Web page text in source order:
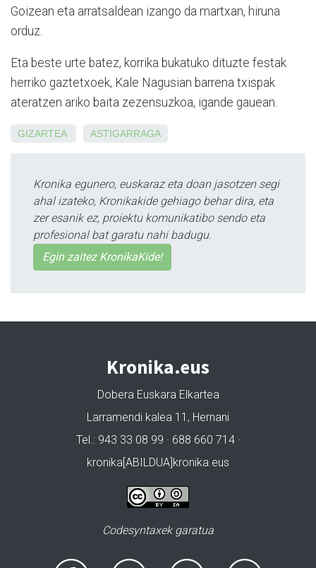
Goizean eta arratsaldean izango da martxan, hiruna
orduz.
Eta beste urte batez, korrika bukatuko dituzte festak
herriko gaztetxoek, Kale Nagusian barrena txispak
ateratzen ariko baita zezensuzkoa, igande gauean.
GIZARTEA ASTIGARRAGA
Kronika egunero, euskaraz eta doan jasotzen segi
ahal izateko, Kronikakide gehiago behar dira, eta
zer esanik ez, proiektu komunikatibo sendo eta
profesional bat garatu nahi badugu.
Egin zaitez KronikaKide!
Kronika.eus
Dobera Euskara Elkartea
Larramendi kalea 11, Hernani
Tel.: 943 33 08 99 · 688 660 714 ·
kronika[ABILDUA]kronika.eus
Codesyntaxek garatua